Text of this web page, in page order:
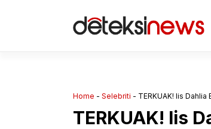
Home - Selebriti - TERKUAK! Iis
TERKUAK! Iis